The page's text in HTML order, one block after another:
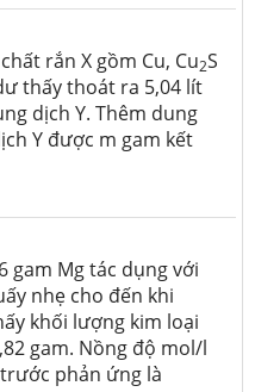
rắn X gồm Cu, Cu2S
thấy thoát ra 5,04 lít
dịch Y. Thêm dung
Y được m gam kết
gam Mg tác dụng với
nhẹ cho đến khi
khối lượng kim loại
gam. Nồng độ mol/l
phản ứng là